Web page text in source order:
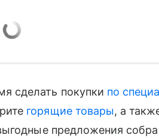
сделать покупки по
горящие товары, а
предложения